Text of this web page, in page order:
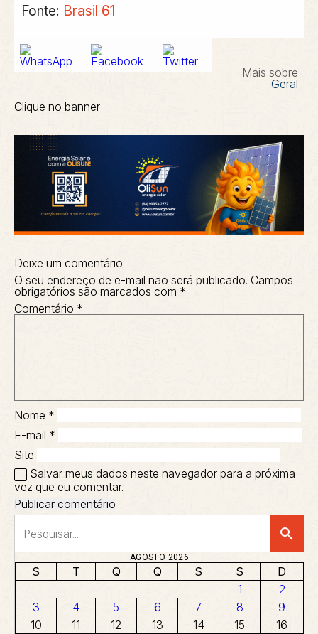
Fonte: Brasil 61
Mais sobre
Geral
Clique no banner
Deixe um comentário
O seu endereço de e-mail não será publicado. Campos
obrigatórios são marcados com *
Comentário *
Nome *
E-mail *
Site
Salvar meus dados neste navegador para a próxima
vez que eu comentar.
search
AGOSTO 2026
S T Q Q S S
D
1
2
3
4 5 6 7 8
9
10
11 12 13 14 15
16